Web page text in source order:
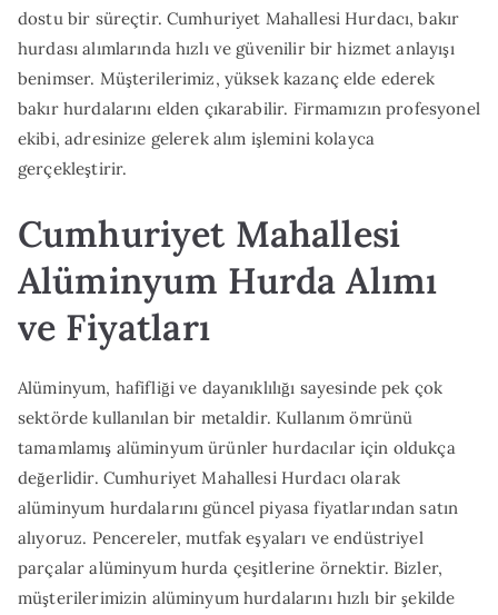
dostu bir süreçtir. Cumhuriyet Mahallesi Hurdacı, bakır
hurdası alımlarında hızlı ve güvenilir bir hizmet anlayışı
benimser. Müşterilerimiz, yüksek kazanç elde ederek
bakır hurdalarını elden çıkarabilir. Firmamızın profesyonel
ekibi, adresinize gelerek alım işlemini kolayca
gerçekleştirir.
Cumhuriyet Mahallesi
Alüminyum Hurda Alımı
ve Fiyatları
Alüminyum, hafifliği ve dayanıklılığı sayesinde pek çok
sektörde kullanılan bir metaldir. Kullanım ömrünü
tamamlamış alüminyum ürünler hurdacılar için oldukça
değerlidir. Cumhuriyet Mahallesi Hurdacı olarak
alüminyum hurdalarını güncel piyasa fiyatlarından satın
alıyoruz. Pencereler, mutfak eşyaları ve endüstriyel
parçalar alüminyum hurda çeşitlerine örnektir. Bizler,
müşterilerimizin alüminyum hurdalarını hızlı bir şekilde